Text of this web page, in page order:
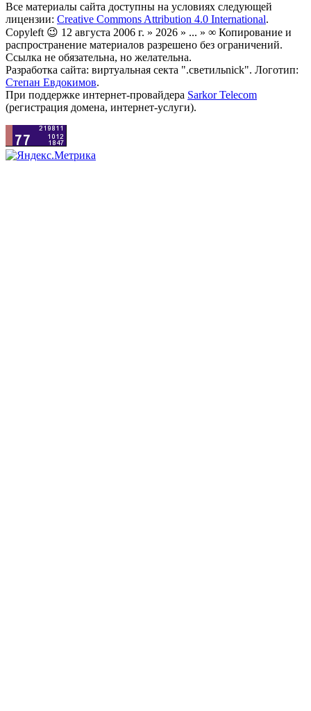
Все материалы сайта доступны на условиях следующей
лицензии: Creative Commons Attribution 4.0 International.
Copyleft 😉 12 августа 2006 г. » 2026 » ... » ∞ Копирование и
распространение материалов разрешено без ограничений.
Ссылка не обязательна, но желательна.
Разработка сайта: виртуальная секта ".светильnick". Логотип:
Степан Евдокимов.
При поддержке интернет-провайдера Sarkor Telecom
(регистрация домена, интернет-услуги).